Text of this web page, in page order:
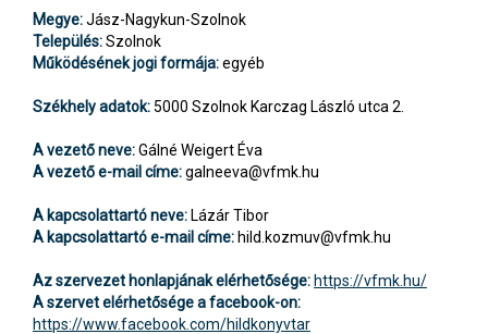
Megye:Jász-Nagykun-Szolnok
Település:Szolnok
Működésének jogi formája:egyéb
Székhely adatok:5000 Szolnok Karczag László utca 2.
A vezető neve:Gálné Weigert Éva
A vezető e-mail címe:galneeva@vfmk.hu
A kapcsolattartó neve: Lázár Tibor
A kapcsolattartó e-mail címe: hild.kozmuv@vfmk.hu
Az szervezet honlapjának elérhetősége: https://vfmk.hu/
A szervet elérhetősége a facebook-on:
https://www.facebook.com/hildkonyvtar